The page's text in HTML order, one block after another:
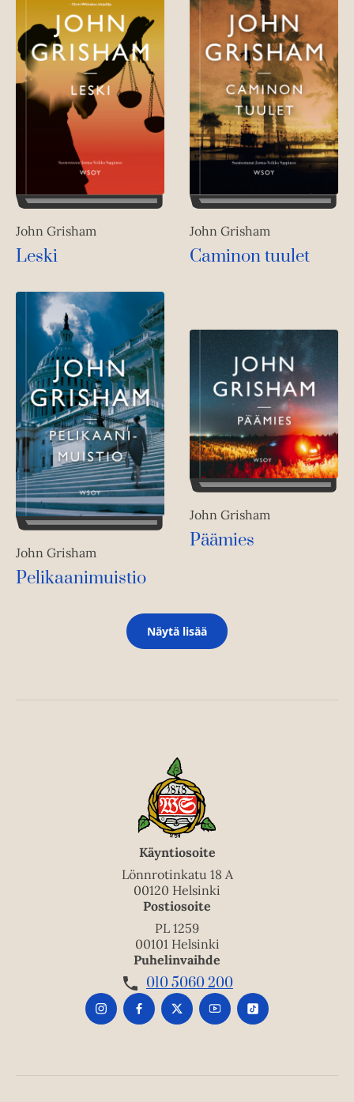
John Grisham
Leski
John Grisham
Caminon tuulet
John Grisham
Pelikaanimuistio
John Grisham
Päämies
Näytä lisää
Käyntiosoite
Lönnrotinkatu 18 A
00120 Helsinki
Postiosoite
PL 1259
00101 Helsinki
Puhelinvaihde
010 5060 200